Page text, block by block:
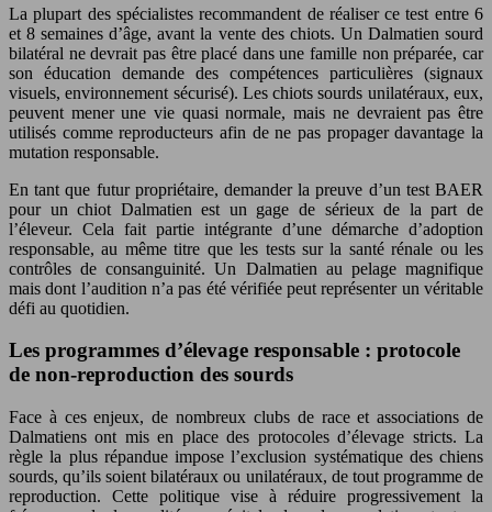
La plupart des spécialistes recommandent de réaliser ce test entre 6
et 8 semaines d’âge, avant la vente des chiots. Un Dalmatien sourd
bilatéral ne devrait pas être placé dans une famille non préparée, car
son éducation demande des compétences particulières (signaux
visuels, environnement sécurisé). Les chiots sourds unilatéraux, eux,
peuvent mener une vie quasi normale, mais ne devraient pas être
utilisés comme reproducteurs afin de ne pas propager davantage la
mutation responsable.
En tant que futur propriétaire, demander la preuve d’un test BAER
pour un chiot Dalmatien est un gage de sérieux de la part de
l’éleveur. Cela fait partie intégrante d’une démarche d’adoption
responsable, au même titre que les tests sur la santé rénale ou les
contrôles de consanguinité. Un Dalmatien au pelage magnifique
mais dont l’audition n’a pas été vérifiée peut représenter un véritable
défi au quotidien.
Les programmes d’élevage responsable : protocole
de non-reproduction des sourds
Face à ces enjeux, de nombreux clubs de race et associations de
Dalmatiens ont mis en place des protocoles d’élevage stricts. La
règle la plus répandue impose l’exclusion systématique des chiens
sourds, qu’ils soient bilatéraux ou unilatéraux, de tout programme de
reproduction. Cette politique vise à réduire progressivement la